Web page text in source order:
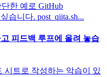
한 예로 GitHub
습니다. post_qiita.sh...
피드백 루프에 올려 놓습
시트로 작성하는 악습이 있